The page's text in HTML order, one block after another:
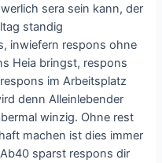
sera sein kann, der
standig
inwiefern respons ohne
Heia bringst, respons
im Arbeitsplatz
denn Alleinlebender
winzig. Ohne rest
machen ist dies immer
sparst respons dir